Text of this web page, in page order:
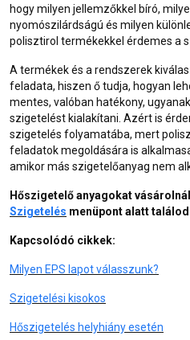
hogy milyen jellemzőkkel bíró,
nyomószilárdságú és milyen
polisztirol termékekkel érdemes a
A termékek és a rendszerek
feladata, hiszen ő tudja, hogyan
mentes, valóban hatékony,
szigetelést kialakítani. Azért is
szigetelés folyamatába, mert
feladatok megoldására is
amikor más szigetelőanyag nem
Hőszigetelő anyagokat
Szigetelés menüpont alatt
Kapcsolódó cikkek:
Milyen EPS lapot válasszunk?
Szigetelési kisokos
Hőszigetelés helyhiány esetén